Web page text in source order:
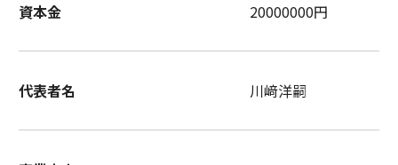
資本金 20000000円
代表者名 川﨑洋嗣